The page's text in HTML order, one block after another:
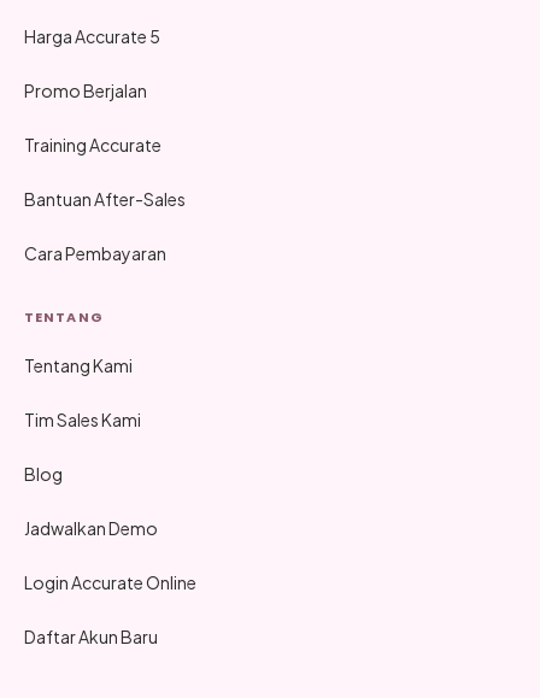
Harga Accurate 5
Promo Berjalan
Training Accurate
Bantuan After-Sales
Cara Pembayaran
TENTANG
Tentang Kami
Tim Sales Kami
Blog
Jadwalkan Demo
Login Accurate Online
Daftar Akun Baru